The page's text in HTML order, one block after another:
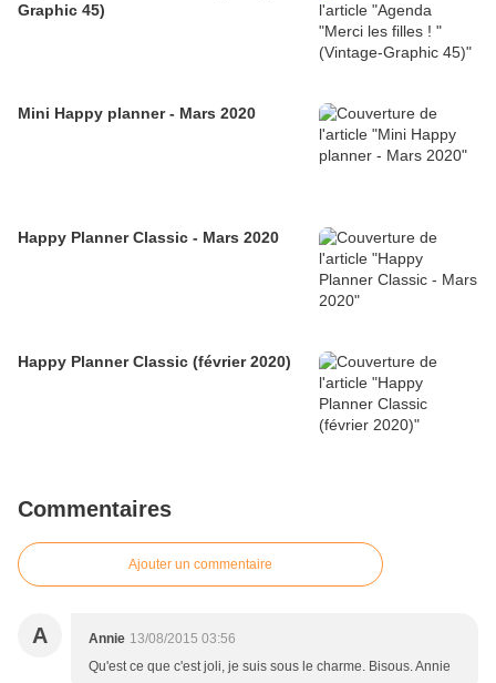
Graphic 45)
Mini Happy planner - Mars 2020
Happy Planner Classic - Mars 2020
Happy Planner Classic (février 2020)
Commentaires
Ajouter un commentaire
A Annie 13/08/2015 03:56
Qu'est ce que c'est joli, je suis sous le charme. Bisous. Annie